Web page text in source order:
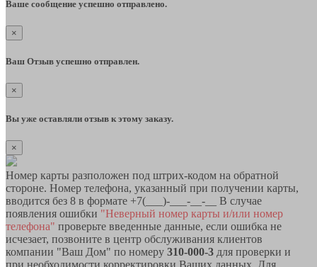
Ваше сообщение успешно отправлено.
×
Ваш Отзыв успешно отправлен.
×
Вы уже оставляли отзыв к этому заказу.
×
Номер карты разположен под штрих-кодом на обратной
стороне. Номер телефона, указанный при получении карты,
вводится без 8 в формате +7(___)-___-__-__ В случае
появления ошибки "Неверный номер карты и/или номер
телефона" проверьте введенные данные, если ошибка не
исчезает, позвоните в центр обслуживания клиентов
компании "Ваш Дом" по номеру 310-000-3 для проверки и